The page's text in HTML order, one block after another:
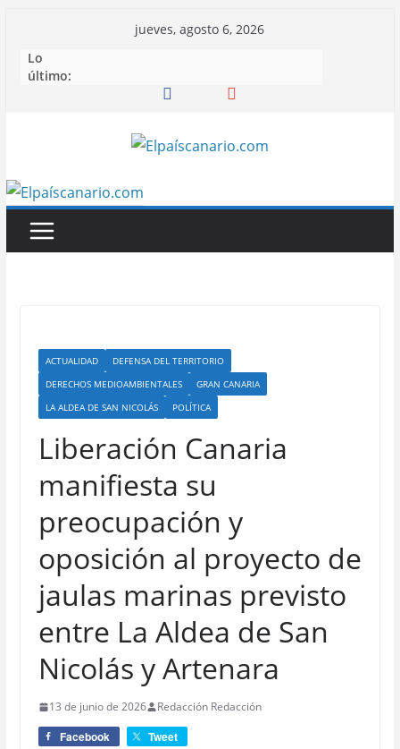
contenido
jueves, agosto 6, 2026
Lo
último:
ACTUALIDAD
DEFENSA DEL TERRITORIO
DERECHOS MEDIOAMBIENTALES
GRAN CANARIA
LA ALDEA DE SAN NICOLÁS
POLÍTICA
Liberación Canaria
manifiesta su
preocupación y
oposición al proyecto de
jaulas marinas previsto
entre La Aldea de San
Nicolás y Artenara
13 de junio de 2026 Redacción Redacción
Facebook Tweet